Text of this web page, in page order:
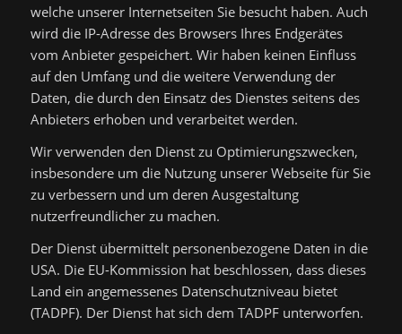
welche unserer Internetseiten Sie besucht haben. Auch
wird die IP-Adresse des Browsers Ihres Endgerätes
vom Anbieter gespeichert. Wir haben keinen Einfluss
auf den Umfang und die weitere Verwendung der
Daten, die durch den Einsatz des Dienstes seitens des
Anbieters erhoben und verarbeitet werden.
Wir verwenden den Dienst zu Optimierungszwecken,
insbesondere um die Nutzung unserer Webseite für Sie
zu verbessern und um deren Ausgestaltung
nutzerfreundlicher zu machen.
Der Dienst übermittelt personenbezogene Daten in die
USA. Die EU-Kommission hat beschlossen, dass dieses
Land ein angemessenes Datenschutzniveau bietet
(TADPF). Der Dienst hat sich dem TADPF unterworfen.